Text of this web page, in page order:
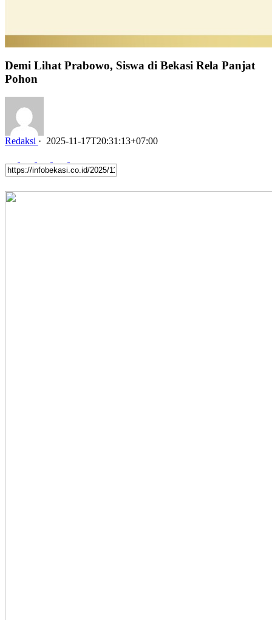
Demi Lihat Prabowo, Siswa di Bekasi Rela Panjat
Pohon
Redaksi · 2025-11-17T20:31:13+07:00